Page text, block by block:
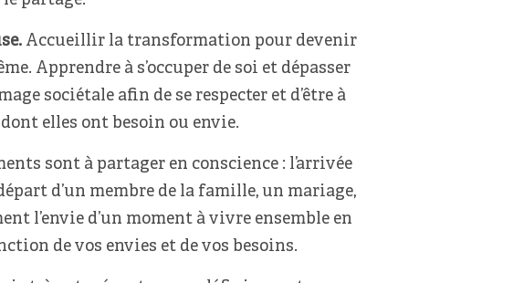
Accueillir la transformation pour devenir
Apprendre à s’occuper de soi et dépasser
sociétale afin de se respecter et d’être à
dont elles ont besoin ou envie.
sont à partager en conscience : l’arrivée
d’un membre de la famille, un mariage,
l’envie d’un moment à vivre ensemble en
de vos envies et de vos besoins.